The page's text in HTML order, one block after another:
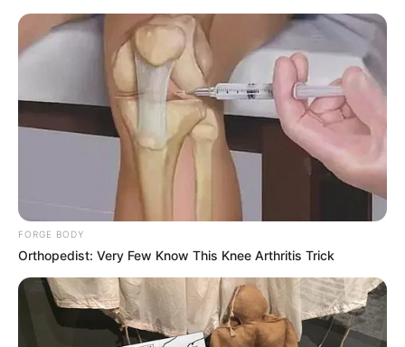
FORGE BODY
Orthopedist: Very Few Know This Knee Arthritis Trick